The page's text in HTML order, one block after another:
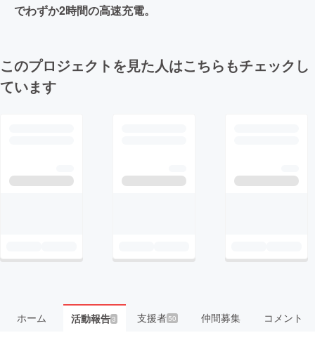
でわずか2時間の高速充電。
このプロジェクトを見た人はこちらもチェックし
ています
ホーム 活動報告3 支援者50 仲間募集 コメント